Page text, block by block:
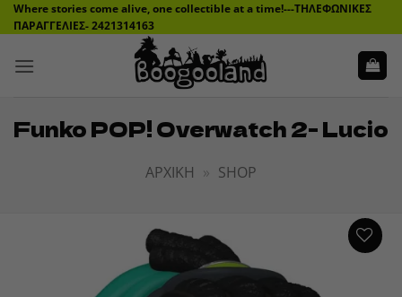
Μετάβαση
στο
Where stories come alive, one collectible at a time!---ΤΗΛΕΦΩΝΙΚΕΣ
ΠΑΡΑΓΓΕΛΙΕΣ- 2421314163
Funko POP! Overwatch 2- Lucio
ΑΡΧΙΚΉ » SHOP
WISHLIST